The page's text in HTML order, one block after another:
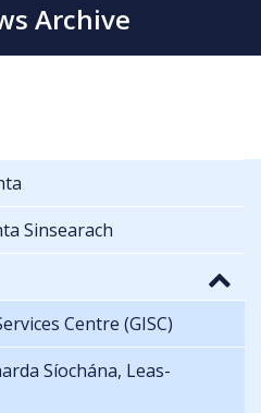
Archive
Sinsearach
Centre (GISC)
Síochána, Leas-